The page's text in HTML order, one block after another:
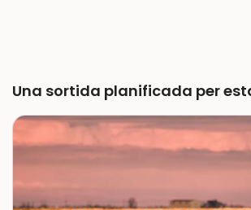
Una sortida planificada per